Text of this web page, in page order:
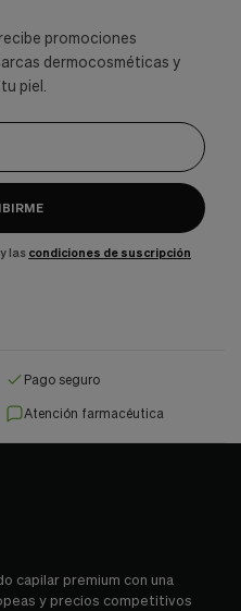
promociones
dermocosméticas y
piel.
y las condiciones de suscripción
Pago seguro
Atención farmacéutica
capilar premium con una
y precios competitivos